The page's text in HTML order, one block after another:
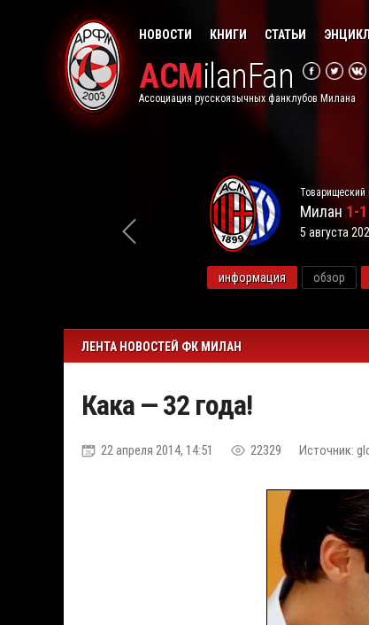
НОВОСТИ КНИГИ СТАТЬИ
ACMilanFan
Ассоциация русскоязычных фанклубов Милана
Товарищеский
Милан 1-1
5 августа
информация обзор
ЛЕНТА НОВОСТЕЙ ФК МИЛАН
Кака — 32 года!
22 апреля 2014, 14:51 22329 Источник: